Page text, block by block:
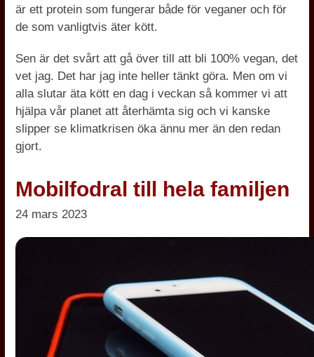
är ett protein som fungerar både för veganer och för
de som vanligtvis äter kött.
Sen är det svårt att gå över till att bli 100% vegan, det
vet jag. Det har jag inte heller tänkt göra. Men om vi
alla slutar äta kött en dag i veckan så kommer vi att
hjälpa vår planet att återhämta sig och vi kanske
slipper se klimatkrisen öka ännu mer än den redan
gjort.
Mobilfodral till hela familjen
24 mars 2023